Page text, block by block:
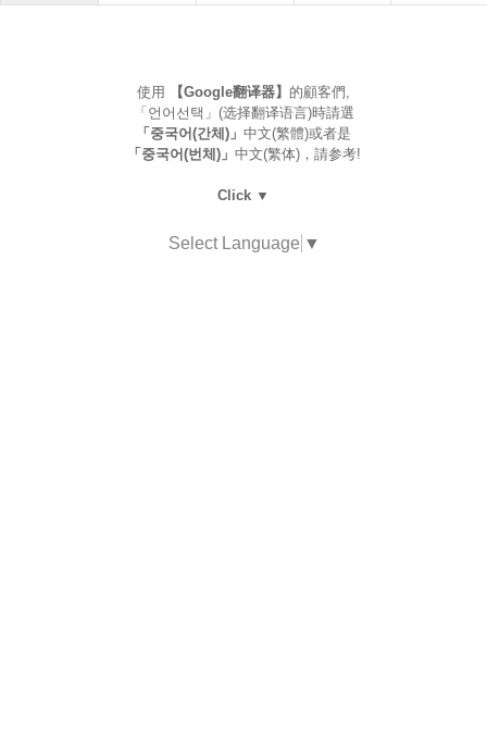
使用 【Google翻译器】 的顧客們,
「언어선택」(选择翻译语言)時請選
「중국어(간체)」 中文(繁體)或者是
「중국어(번체)」 中文(繁体)，請参考!
Click ▼
Select Language ▼